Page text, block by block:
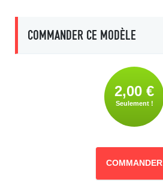
COMMANDER CE MODÈLE
2,00 €
Seulement !
COMMANDER